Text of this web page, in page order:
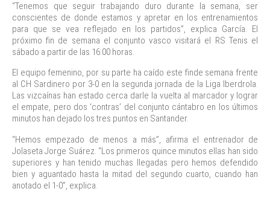
“Tenemos que seguir trabajando duro durante la semana, ser
conscientes de donde estamos y apretar en los entrenamientos
para que se vea reflejado en los partidos”, explica García. El
próximo fin de semana el conjunto vasco visitará el RS Tenis el
sábado a partir de las 16:00 horas.
El equipo femenino, por su parte ha caído este finde semana frente
al CH Sardinero por 3-0 en la segunda jornada de la Liga Iberdrola.
Las vizcaínas han estado cerca darle la vuelta al marcador y lograr
el empate, pero dos ‘contras’ del conjunto cántabro en los últimos
minutos han dejado los tres puntos en Santander.
“Hemos empezado de menos a más”, afirma el entrenador de
Jolaseta Jorge Suárez. “Los primeros quince minutos ellas han sido
superiores y han tenido muchas llegadas pero hemos defendido
bien y aguantado hasta la mitad del segundo cuarto, cuando han
anotado el 1-0”, explica.